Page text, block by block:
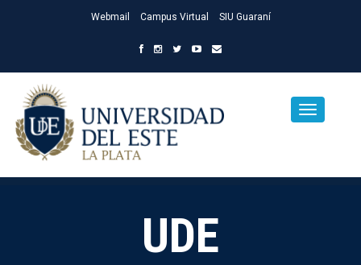
Webmail Campus Virtual SIU Guaraní
UDE